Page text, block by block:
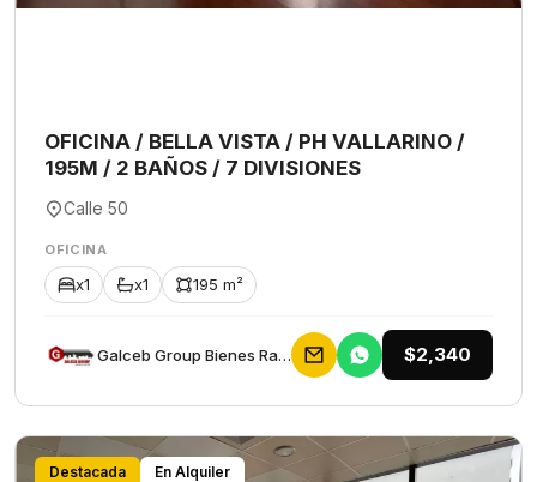
OFICINA / BELLA VISTA / PH VALLARINO /
195M / 2 BAÑOS / 7 DIVISIONES
Calle 50
OFICINA
x1 x1 195 m²
Galceb Group Bienes Raices $2,340
Destacada En Alquiler